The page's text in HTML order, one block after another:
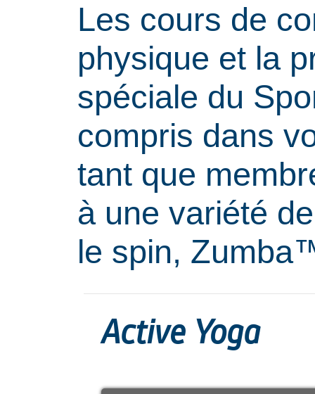
Les cours de
physique et la
spéciale du
compris dans
tant que
à une variété
le spin,
Active Yoga